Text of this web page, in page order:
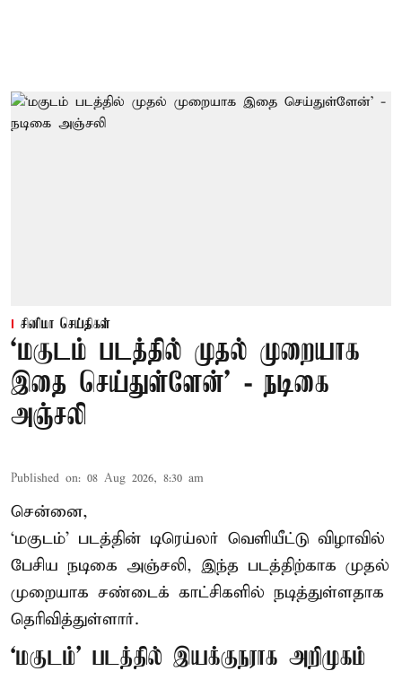
சினிமா செய்திகள்
‘மகுடம் படத்தில் முதல் முறையாக
இதை செய்துள்ளேன்’ - நடிகை
அஞ்சலி
Published on: 08 Aug 2026, 8:30 am
சென்னை,
‘மகுடம்’ படத்தின் டிரெய்லர் வெளியீட்டு விழாவில்
பேசிய நடிகை அஞ்சலி, இந்த படத்திற்காக முதல்
முறையாக சண்டைக் காட்சிகளில் நடித்துள்ளதாக
தெரிவித்துள்ளார்.
‘மகுடம்’ படத்தில் இயக்குநராக அறிமுகம்